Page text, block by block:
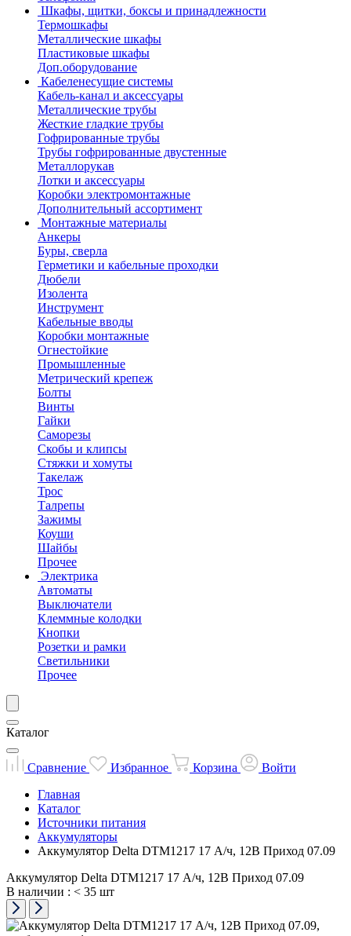
Шкафы, щитки, боксы и принадлежности
Термошкафы
Металлические шкафы
Пластиковые шкафы
Доп.оборудование
Кабеленесущие системы
Кабель-канал и аксессуары
Металлические трубы
Жесткие гладкие трубы
Гофрированные трубы
Трубы гофрированные двустенные
Металлорукав
Лотки и аксессуары
Коробки электромонтажные
Дополнительный ассортимент
Монтажные материалы
Анкеры
Буры, сверла
Герметики и кабельные проходки
Дюбели
Изолента
Инструмент
Кабельные вводы
Коробки монтажные
Огнестойкие
Промышленные
Метрический крепеж
Болты
Винты
Гайки
Саморезы
Скобы и клипсы
Стяжки и хомуты
Такелаж
Трос
Талрепы
Зажимы
Коуши
Шайбы
Прочее
Электрика
Автоматы
Выключатели
Клеммные колодки
Кнопки
Розетки и рамки
Светильники
Прочее
Каталог
Сравнение Избранное Корзина
Войти
Главная
Каталог
Источники питания
Аккумуляторы
Аккумулятор Delta DTM1217 17 А/ч, 12В Приход 07.09
Аккумулятор Delta DTM1217 17 А/ч, 12В Приход 07.09
В наличии : < 35 шт